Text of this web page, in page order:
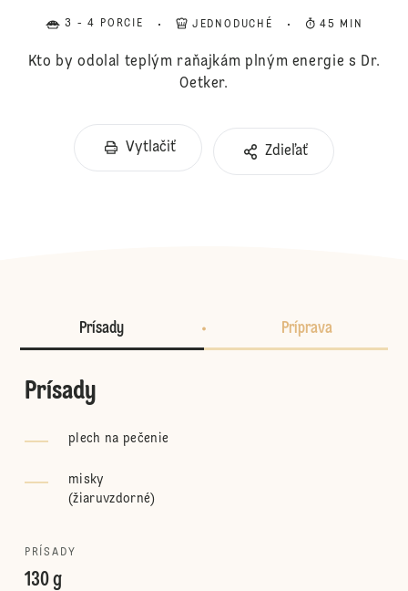
3 - 4 PORCIE JEDNODUCHÉ 45 MIN
Kto by odolal teplým raňajkám plným energie s Dr.
Oetker.
Vytlačiť Zdieľať
Prísady Príprava
Prísady
plech na pečenie
misky
(žiaruvzdorné)
PRÍSADY
130 g